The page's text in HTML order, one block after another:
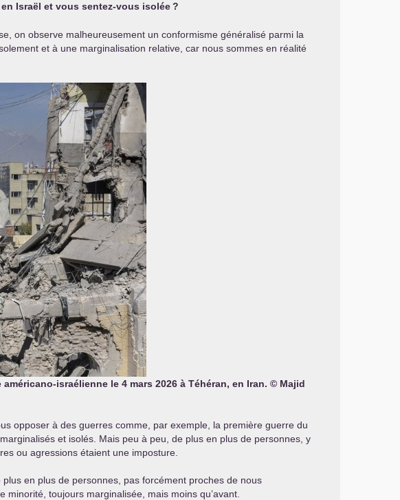
Israël et vous sentez-vous isolée?
on observe malheureusement un conformisme généralisé parmi la
et à une marginalisation relative, car nous sommes en réalité
israélienne le 4 mars 2026 à Téhéran, en Iran. © Majid
opposer à des guerres comme, par exemple, la première guerre du
et isolés. Mais peu à peu, de plus en plus de personnes, y
ou agressions étaient une imposture.
en plus de personnes, pas forcément proches de nous
toujours marginalisée, mais moins qu’avant.